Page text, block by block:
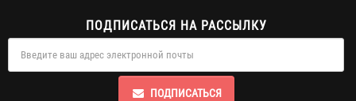
ПОДПИСАТЬСЯ НА РАССЫЛКУ
ПОДПИСАТЬСЯ